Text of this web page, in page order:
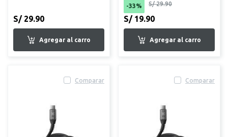
S/ 29.90
-33% S/ 29.90
S/ 19.90
Comparar Comparar